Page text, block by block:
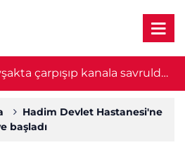
çarpışıp kanala savruldu!
Hadim Devlet Hastanesi'ne
başladı